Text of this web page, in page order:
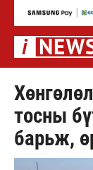
тосны
барьж,